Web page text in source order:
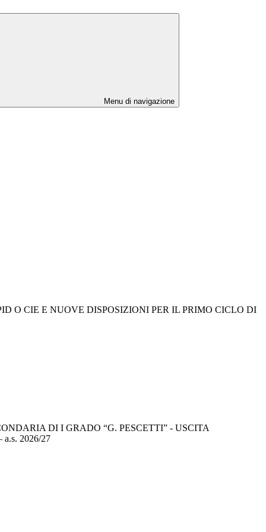
Menu di navigazione
O CIE E NUOVE DISPOSIZIONI PER IL PRIMO CICLO DI
DI I GRADO “G. PESCETTI” - USCITA
2026/27